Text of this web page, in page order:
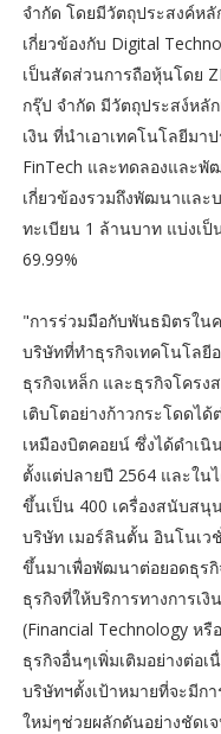
จำกัด โดยมีวัตถุประสงค์ห
เกี่ยวข้องกับ Digital
เป็นสัดส่วนการถือหุ้นโดย
กรุ๊ป จำกัด มีวัตถุประสง์หลั
เงิน ที่นำเอาเทคโนโลยีมา
FinTech และทดลองและพั
เกี่ยวข้องรวมถึงพัฒนาแล
ทะเบียน 1 ล้านบาท แบ่งเ
69.99%
"การร่วมมือกับพันธมิตรใน
บริษัทที่ทำธุรกิจเทคโนโลยี
ธุรกิจเหล็ก และธุรกิจโคร
เติบโตอย่างก้าวกระโดดไ
เหมืองบิตคอยน์ ซึ่งได้ดำเ
ตั้งแต่ปลายปี 2564 และใน
ขึ้นเป็น 400 เครื่องสนับสนุ
บริษัท เมอร์ลินตั้น อินโนเว
ขึ้นมาเพื่อพัฒนาต่อยอดธุรกิ
ธุรกิจที่ให้บริการทางการเ
(Financial Technology หรื
ธุรกิจอื่นๆเพิ่มเติมอย่างต่อ
บริษัทฯตั้งเป้าหมายที่จะมีก
ใหม่ๆช่วยผลักดันอย่างชัดเ